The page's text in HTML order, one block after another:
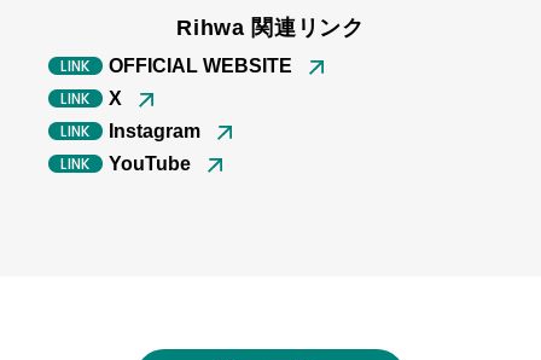
Rihwa 関連リンク
OFFICIAL WEBSITE
X
Instagram
YouTube